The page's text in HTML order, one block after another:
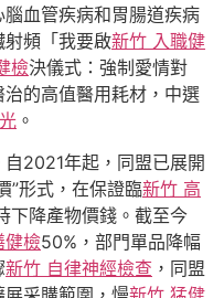
腦血管疾病和胃腸道疾病
頻「我要啟新竹 入職健
檢決儀式：強制愛情對
的高值醫用耗材，中選
。
2021年起，同盟已展開
”形式，在保證臨新竹 高
下降產物價錢。截至今
健檢50%，部門單品降幅
新竹 自律神經檢查 ，同盟